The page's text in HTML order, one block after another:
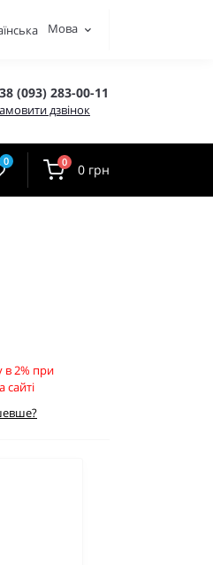
Мова
(093) 283-00-11
дзвінок
0 0 0 грн
в 2% при
сайті